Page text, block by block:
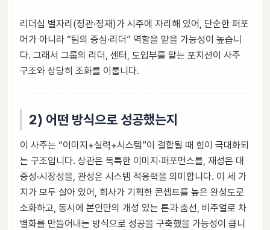
리더십 별자리(정관·정재)가 시주에 자리해 있어, 단순한 퍼포
머가 아니라 “팀의 중심·리더” 역할을 맡을 가능성이 높습니
다. 그래서 그룹의 리더, 센터, 도입부를 맡는 포지션이 사주
구조와 상당히 조화를 이룹니다.
2) 어떤 방식으로 성공했는지
이 사주는 “이미지+실력+시스템”이 결합될 때 힘이 극대화되
는 구조입니다. 상관은 독특한 이미지·퍼포먼스를, 재성은 대
중성·시장성을, 관성은 시스템 적응력을 의미합니다. 이 세 가
지가 모두 살아 있어, 회사가 기획한 콘셉트를 높은 완성도로
소화하고, 동시에 본인만의 개성 있는 톤과 춤선, 비주얼로 차
별화를 만들어내는 방식으로 성공을 구축했을 가능성이 큽니